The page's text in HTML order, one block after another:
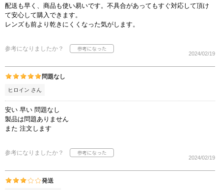
配送も早く、商品も使い易いです。不具合があってもすぐ対応して頂け
て安心して購入できます。
レンズも前より乾きにくくなった気がします。
参考になりましたか？
2024/02/19
問題なし
ヒロイン さん
安い 早い 問題なし
製品は問題ありません
また 注文します
参考になりましたか？
2024/02/19
発送